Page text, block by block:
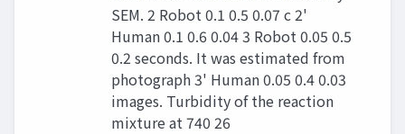
SEM. 2 Robot 0.1 0.5 0.07 c 2'
Human 0.1 0.6 0.04 3 Robot 0.05 0.5
0.2 seconds. It was estimated from
photograph 3' Human 0.05 0.4 0.03
images. Turbidity of the reaction
mixture at 740 26